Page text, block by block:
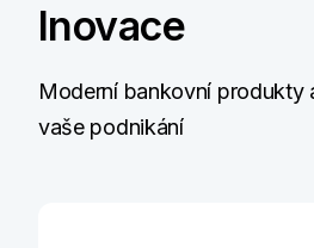
Inovace
Moderní bankovní produkty
vaše podnikání